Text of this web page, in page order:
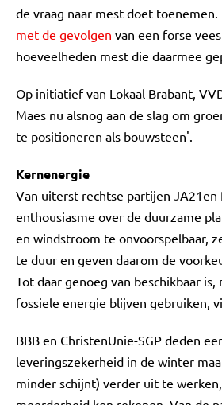
de vraag naar mest doet toenemen.
met de gevolgen van een forse
hoeveelheden mest die daarmee
Op initiatief van Lokaal Brabant,
Maes nu alsnog aan de slag om
te positioneren als bouwsteen'.
Kernenergie
Van uiterst-rechtse partijen JA21en
enthousiasme over de duurzame
en windstroom te onvoorspelbaar,
te duur en geven daarom de
Tot daar genoeg van beschikbaar
fossiele energie blijven gebruiken,
BBB en ChristenUnie-SGP deden
leveringszekerheid in de winter
minder schijnt) verder uit te